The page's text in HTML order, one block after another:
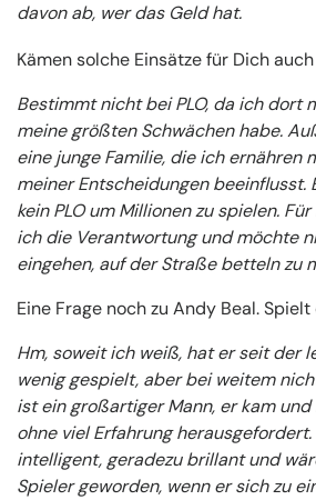
davon ab, wer das Geld hat.
Kämen solche Einsätze für Dich
Bestimmt nicht bei PLO, da ich dort
meine größten Schwächen habe.
eine junge Familie, die ich ernähren
meiner Entscheidungen beeinflusst.
kein PLO um Millionen zu spielen.
ich die Verantwortung und möchte
eingehen, auf der Straße betteln zu
Eine Frage noch zu Andy Beal.
Hm, soweit ich weiß, hat er seit der
wenig gespielt, aber bei weitem
ist ein großartiger Mann, er kam und
ohne viel Erfahrung
intelligent, geradezu brillant und
Spieler geworden, wenn er sich zu